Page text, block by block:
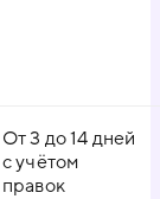
От 3 до 14 дней
с учётом
правок